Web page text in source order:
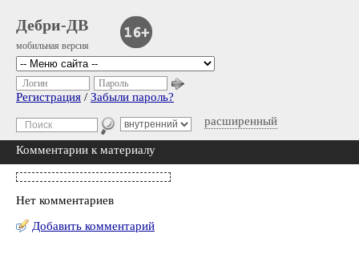
Дебри-ДВ
мобильная версия
расширенный
Логин Пароль
Регистрация / Забыли пароль?
Комментарии к материалу
Нет комментариев
Добавить комментарий